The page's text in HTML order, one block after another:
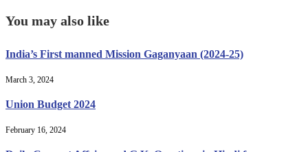
You may also like
India’s First manned Mission Gaganyaan (2024-25)
March 3, 2024
Union Budget 2024
February 16, 2024